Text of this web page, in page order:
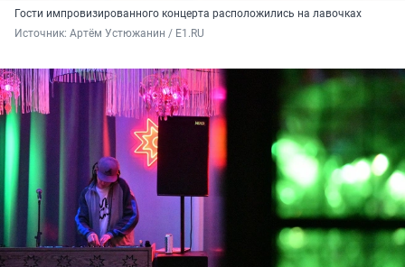
Гости импровизированного концерта расположились на лавочках
Источник: Артём Устюжанин / E1.RU